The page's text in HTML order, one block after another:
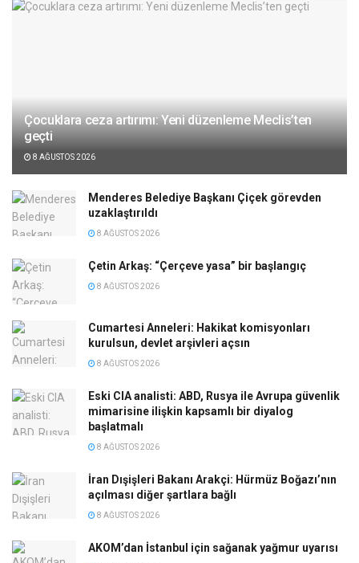
Çocuklara ceza artırımı: Yeni düzenleme Meclis’ten
geçti
8 AĞUSTOS 2026
Menderes Belediye Başkanı Çiçek görevden
uzaklaştırıldı
8 AĞUSTOS 2026
Çetin Arkaş: “Çerçeve yasa” bir başlangıç
8 AĞUSTOS 2026
Cumartesi Anneleri: Hakikat komisyonları
kurulsun, devlet arşivleri açsın
8 AĞUSTOS 2026
Eski CIA analisti: ABD, Rusya ile Avrupa güvenlik
mimarisine ilişkin kapsamlı bir diyalog
başlatmalı
8 AĞUSTOS 2026
İran Dışişleri Bakanı Arakçi: Hürmüz Boğazı’nın
açılması diğer şartlara bağlı
8 AĞUSTOS 2026
AKOM’dan İstanbul için sağanak yağmur uyarısı